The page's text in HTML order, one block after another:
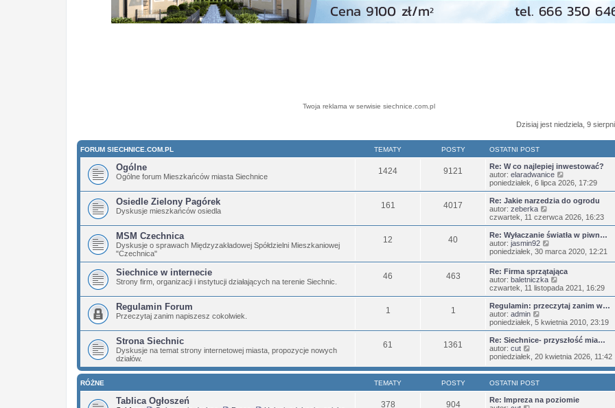
Twoja reklama w serwisie siechnice.com.pl
Dzisiaj jest niedziela, 9
FORUM SIECHNICE.COM.PL TEMATY POSTY OSTATNI POST
Ogólne
Ogólne forum Mieszkańców miasta Siechnice
1424 9121
Re: W co najlepiej inwestować?
autor: elaradwanice
y
ś
w
e
l
n
a
j
n
o
s
z
y
o
s
t
poniedziałek, 6 lipca 2026, 17:29
Osiedle Zielony Pagórek
Dyskusje mieszkańców osiedla
161 4017
Re: Jakie narzedzia do ogrodu
autor: zeberka
y
ś
w
i
e
n
a
j
n
o
s
z
y
o
t
czwartek, 11 czerwca 2026, 16:23
MSM Czechnica
Dyskusje o sprawach Międzyzakładowej Spółdzielni Mieszkaniowej
"Czechnica"
12 40
Re: Wyłaczanie światła w piwn…
autor: jasmin92
y
w
i
e
t
n
j
n
o
s
z
y
o
s
poniedziałek, 30 marca 2020, 12:21
Siechnice w internecie
Strony firm, organizacji i instytucji działających na terenie Siechnic.
46 463
Re: Firma sprzątająca
autor: baletniczka
y
ś
w
i
e
n
a
j
n
z
czwartek, 11 listopada 2021, 16:29
Regulamin Forum
Przeczytaj zanim napiszesz cokolwiek.
1 1
Regulamin: przeczytaj zanim w…
autor: admin
y
ś
w
e
l
n
poniedziałek, 5 kwietnia 2010, 23:19
Strona Siechnic
Dyskusje na temat strony internetowej miasta, propozycje nowych
działów.
61 1361
Re: Siechnice- przyszłość mia…
autor: cut
y
w
i
t
l
poniedziałek, 20 kwietnia 2026, 11:42
RÓŻNE TEMATY POSTY OSTATNI POST
Tablica Ogłoszeń 378 904
Re: Impreza na poziomie